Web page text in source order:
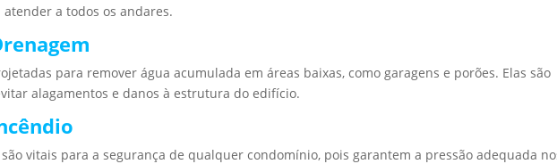
a todos os andares.
para remover água acumulada em áreas baixas, como garagens e porões. Elas são
alagamentos e danos à estrutura do edifício.
vitais para a segurança de qualquer condomínio, pois garantem a pressão adequada